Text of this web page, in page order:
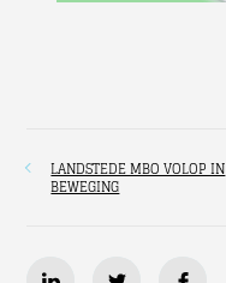
LANDSTEDE MBO VOLOP IN
BEWEGING